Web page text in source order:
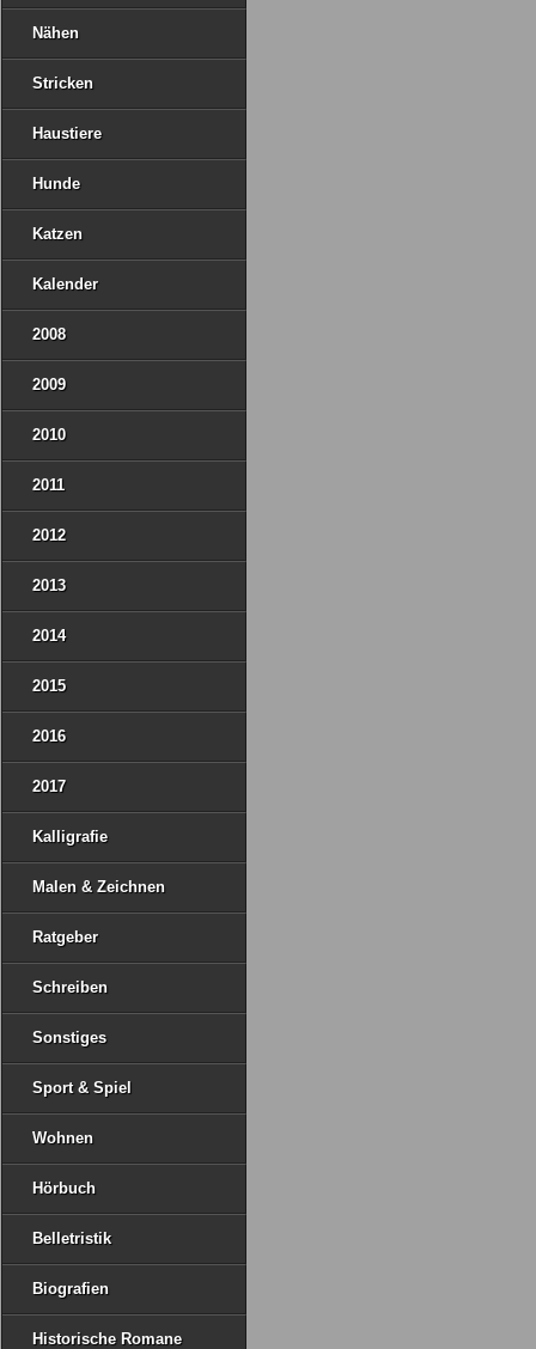
Nähen
Stricken
Haustiere
Hunde
Katzen
Kalender
2008
2009
2010
2011
2012
2013
2014
2015
2016
2017
Kalligrafie
Malen & Zeichnen
Ratgeber
Schreiben
Sonstiges
Sport & Spiel
Wohnen
Hörbuch
Belletristik
Biografien
Historische Romane